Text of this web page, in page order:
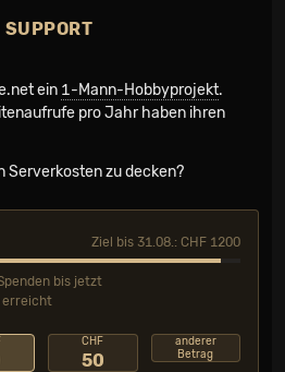
SUPPORT
ein 1-Mann-Hobbyprojekt.
pro Jahr haben ihren
Serverkosten zu decken?
Ziel bis 31.08.: CHF 1200
bis jetzt
erreicht
CHF
50
anderer
Betrag